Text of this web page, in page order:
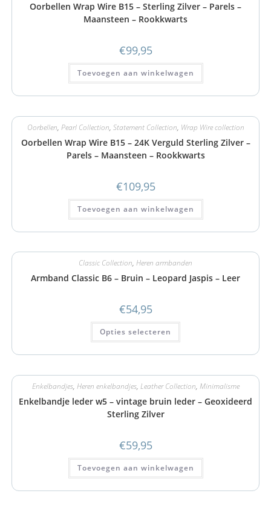
Oorbellen Wrap Wire B15 – Sterling Zilver – Parels –
Maansteen – Rookkwarts
€99,95
Toevoegen aan winkelwagen
Oorbellen, Pearl Collection, Statement Collection, Wrap Wire collection
Oorbellen Wrap Wire B15 – 24K Verguld Sterling Zilver –
Parels – Maansteen – Rookkwarts
€109,95
Toevoegen aan winkelwagen
Classic Collection, Heren armbanden
Armband Classic B6 – Bruin – Leopard Jaspis – Leer
€54,95
Opties selecteren
Enkelbandjes, Heren enkelbandjes, Leather Collection, Minimalisme
Enkelbandje leder w5 – vintage bruin leder – Geoxideerd
Sterling Zilver
€59,95
Toevoegen aan winkelwagen